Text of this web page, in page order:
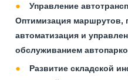
Управление
Оптимизация маршрутов,
автоматизация и
обслуживанием
Развитие складской